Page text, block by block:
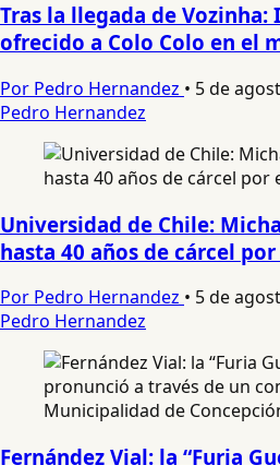
Tras la llegada de Vozinha:
ofrecido a Colo Colo en el
Por Pedro Hernandez • 5 de
Pedro Hernandez
Universidad de Chile:
hasta 40 años de cárcel
Por Pedro Hernandez • 5 de
Pedro Hernandez
Fernández Vial: la “Furia